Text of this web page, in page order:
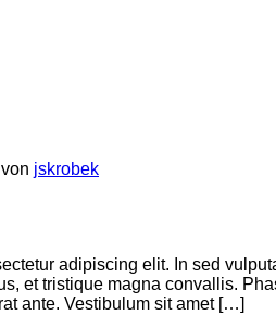
von jskrobek
adipiscing elit. In sed
et tristique magna convallis.
ante. Vestibulum sit amet […]